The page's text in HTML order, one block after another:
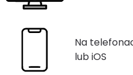
Na
lub iOS